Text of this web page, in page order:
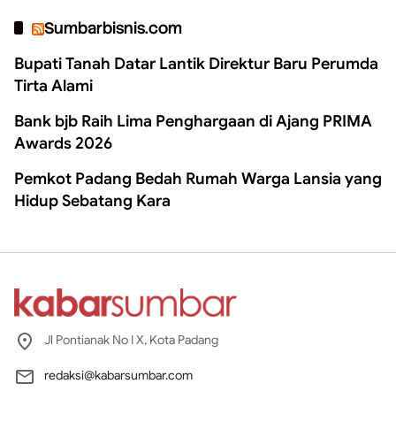
Sumbarbisnis.com
Bupati Tanah Datar Lantik Direktur Baru Perumda
Tirta Alami
Bank bjb Raih Lima Penghargaan di Ajang PRIMA
Awards 2026
Pemkot Padang Bedah Rumah Warga Lansia yang
Hidup Sebatang Kara
Jl Pontianak No I X, Kota Padang
redaksi@kabarsumbar.com